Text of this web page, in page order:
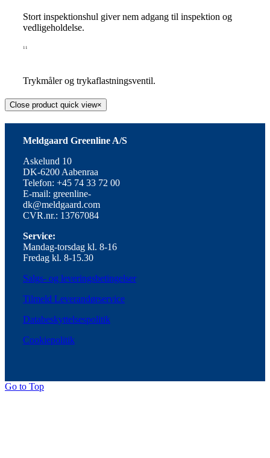
Stort inspektionshul giver nem adgang til inspektion og
vedligeholdelse.
11
Trykmåler og trykaflastningsventil.
Close product quick view×
Meldgaard Greenline A/S
Askelund 10
DK-6200 Aabenraa
Telefon: +45 74 33 72 00
E-mail: greenline-
dk@meldgaard.com
CVR.nr.: 13767084
Service:
Mandag-torsdag kl. 8-16
Fredag kl. 8-15.30
Salgs- og leveringsbetingelser
Tilmeld Leverandørservice
Databeskyttelsespolitik
Cookiepolitik
Go to Top